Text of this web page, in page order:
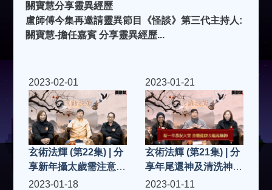
關寶慧分享靈異經歷
盧師傅今集再邀請靈異節目《怪談》第三代主持人:
關寶慧-擔任嘉賓 分享靈異經歷...
2023-02-01
玄術法輝 (第22集) | 分
享新年攝太歲需注意的
事/禁忌
2023-01-21
玄術法輝 (第21集) | 分
享年尾還神及清洗神像
神壇需注意的事/禁忌
2023-01-18 2023-01-11